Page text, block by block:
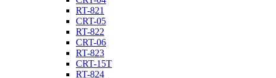
RT-821
CRT-05
RT-822
CRT-06
RT-823
CRT-15T
RT-824